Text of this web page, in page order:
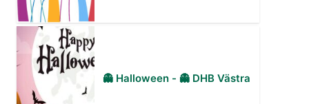
👻 Halloween - 👻 DHB Västra